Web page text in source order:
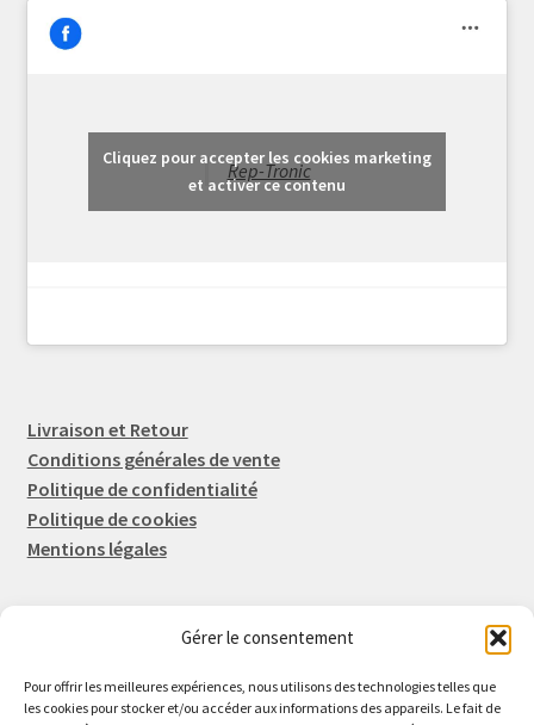
Gérer le consentement
Pour offrir les meilleures expériences, nous utilisons des technologies telles que
les cookies pour stocker et/ou accéder aux informations des appareils. Le fait de
Rep-Tronic
Cliquez pour accepter les cookies marketing
et activer ce contenu
Livraison et Retour
Conditions générales de vente
Politique de confidentialité
Politique de cookies
Mentions légales
Eric FORTIER EI
16 Rue de l'Espérance